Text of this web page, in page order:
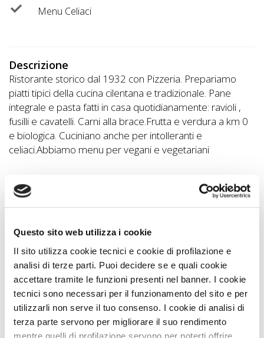
Questo sito web utilizza i cookie
Il sito utilizza cookie tecnici e cookie di profilazione e
analisi di terze parti. Puoi decidere se e quali cookie
accettare tramite le funzioni presenti nel banner. I cookie
tecnici sono necessari per il funzionamento del sito e per
utilizzarli non serve il tuo consenso. I cookie di analisi di
terza parte servono per migliorare il suo rendimento
mentre quelli di profilazione servono per poterti offrire
Menu Celiaci
Descrizione
Ristorante storico dal 1932 con Pizzeria. Prepariamo
piatti tipici della cucina cilentana e tradizionale. Pane
integrale e pasta fatti in casa quotidianamente: ravioli ,
fusilli e cavatelli. Carni alla brace.Frutta e verdura a km 0
e biologica. Cuciniano anche per intolleranti e
celiaci.Abbiamo menu per vegani e vegetariani
Nei Dintorni
Il ristorante si trova al centro del paese in una alberata
amici a quattro zampe di godersi il pranzo in un
ambiente protetto sicuro e fresco.
Nei Dintorni con Animali
Caselle in Pittari è un luogo sereno e poco trafficato . Le
passeggiate panoramiche verso la Rupe ed in Pineta lo